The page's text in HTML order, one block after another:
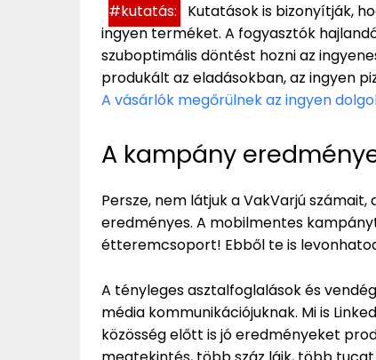
#kutatás:
Kutatások is bizonyítják,
ingyen terméket. A fogyasztók
szuboptimális döntést hozni az
produkált az eladásokban, az ingyen
A vásárlók megőrülnek az ingyen
A kampány
Persze, nem látjuk a VakVarjú
eredményes. A mobilmentes
étteremcsoport! Ebből te is
A tényleges asztalfoglalások és
média kommunikációjuknak. Mi is
közösség előtt is jó eredményeket